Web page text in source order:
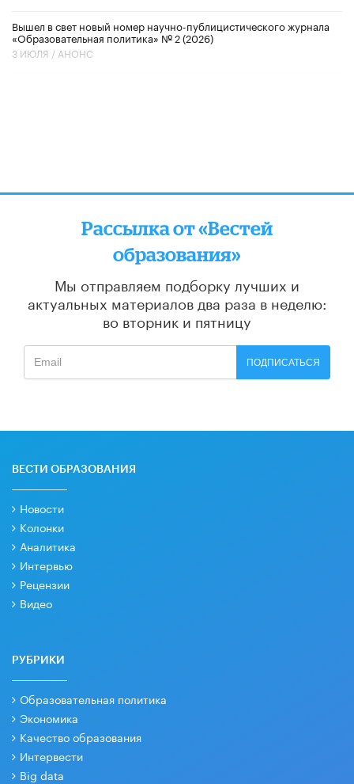
Вышел в свет новый номер научно-публицистического журнала
«Образовательная политика» № 2 (2026)
3 ИЮЛЯ / АНОНС
Рассылка от «Вестей
образования»
Мы отправляем подборку лучших и
актуальных материалов два раза в неделю:
во вторник и пятницу
ПОДПИСАТЬСЯ
ВЕСТИ ОБРАЗОВАНИЯ
Новости
Колонки
Аналитика
Интервью
Рецензии
Видео
РУБРИКИ
Образовательная политика
Экономика
Качество образования
Интервести
Big data